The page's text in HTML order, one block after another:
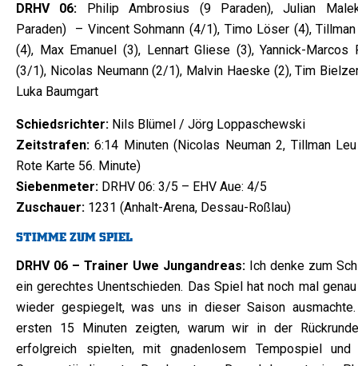
DRHV 06: Philip Ambrosius (9 Paraden), Julian
Paraden) – Vincent Sohmann (4/1), Timo Löser (4),
(4), Max Emanuel (3), Lennart Gliese (3), Yannick-Marcos
(3/1), Nicolas Neumann (2/1), Malvin Haeske (2), Tim
Luka Baumgart
Schiedsrichter: Nils Blümel / Jörg Loppaschewski
Zeitstrafen: 6:14 Minuten (Nicolas Neuman 2, Tillman
Rote Karte 56. Minute)
Siebenmeter: DRHV 06: 3/5 – EHV Aue: 4/5
Zuschauer: 1231 (Anhalt-Arena, Dessau-Roßlau)
STIMME ZUM SPIEL
DRHV 06 – Trainer Uwe Jungandreas: Ich denke zum
ein gerechtes Unentschieden. Das Spiel hat noch mal
wieder gespiegelt, was uns in dieser Saison
ersten 15 Minuten zeigten, warum wir in der
erfolgreich spielten, mit gnadenlosem Tempospiel und